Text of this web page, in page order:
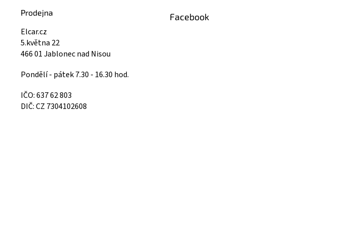
Prodejna
Elcar.cz
5.května 22
466 01 Jablonec nad Nisou
Pondělí - pátek 7.30 - 16.30 hod.
IČO: 637 62 803
DIČ: CZ 7304102608
Facebook